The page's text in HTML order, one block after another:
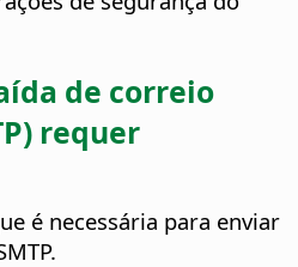
de correio
requer
é necessária para enviar